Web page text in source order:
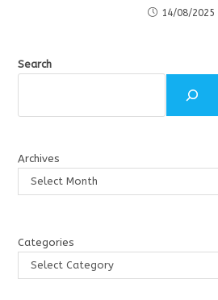
14/08/2025
Search
Archives
Select Month
Categories
Select Category